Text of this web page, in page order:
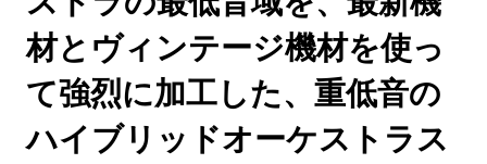
材とヴィンテージ機材を使っ
て強烈に加工した、重低音の
ハイブリッドオーケストラス